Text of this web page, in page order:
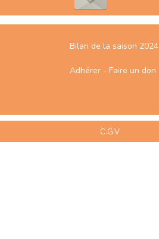
Bilan de la saison 2024
Adhérer - Faire un don
C.G.V